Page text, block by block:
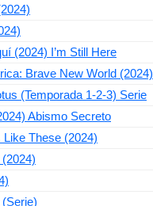
(2024) I’m Still Here
Brave New World (2024)
(Temporada 1-2-3) Serie
Abismo Secreto
Like These (2024)